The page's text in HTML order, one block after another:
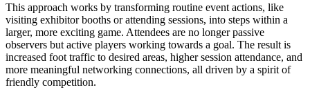
This approach works by transforming routine event actions, like
visiting exhibitor booths or attending sessions, into steps within a
larger, more exciting game. Attendees are no longer passive
observers but active players working towards a goal. The result is
increased foot traffic to desired areas, higher session attendance, and
more meaningful networking connections, all driven by a spirit of
friendly competition.